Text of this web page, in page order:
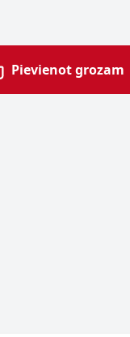
Pievienot grozam